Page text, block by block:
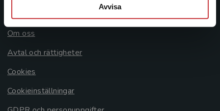
Avvisa
Om oss
Avtal och rättigheter
Cookies
Cookieinställningar